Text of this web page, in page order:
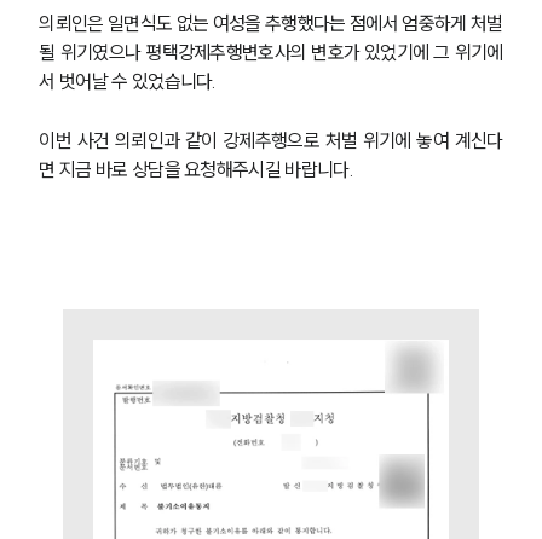
글로벌 파트너 로펌
고객의 소리
통합검색
AI대륜
업무사례
의뢰인은 일면식도 없는 여성을 추행했다는 점에서 엄중하게 처벌
될 위기였으나 평택강제추행변호사의 변호가 있었기에 그 위기에
서 벗어날 수 있었습니다.
이번 사건 의뢰인과 같이 강제추행으로 처벌 위기에 놓여 계신다
면 지금 바로 상담을 요청해주시길 바랍니다.